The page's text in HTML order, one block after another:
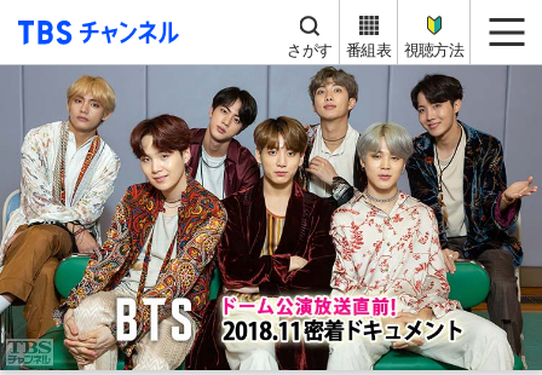
TBS チャンネル
さがす 番組表 視聴方法